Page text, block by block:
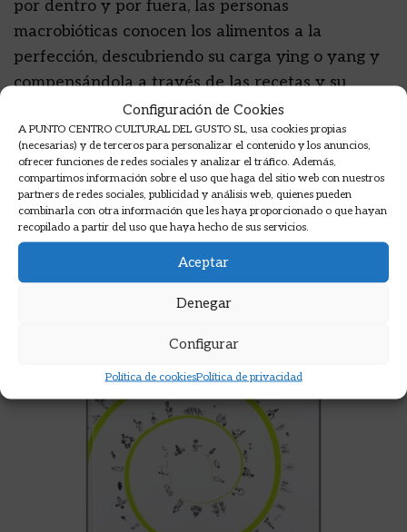
Configuración de Cookies
A PUNTO CENTRO CULTURAL DEL GUSTO SL, usa cookies propias
(necesarias) y de terceros para personalizar el contenido y los anuncios,
ofrecer funciones de redes sociales y analizar el tráfico. Además,
compartimos información sobre el uso que haga del sitio web con nuestros
partners de redes sociales, publicidad y análisis web, quienes pueden
combinarla con otra información que les haya proporcionado o que hayan
recopilado a partir del uso que haya hecho de sus servicios.
Aceptar
Denegar
Configurar
Política de cookiesPolítica de privacidad
por dentro y por fuera, las personas
macrobióticas conocen los alimentos a la
perfección, descubriendo su carga ying o yang y
compensándola a través de las recetas y su
manera de prepararlas.
Productos relacionados